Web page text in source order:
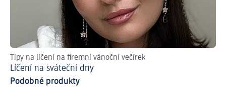
Tipy na líčení na firemní vánoční večírek
Líčení na sváteční dny
Podobné produkty